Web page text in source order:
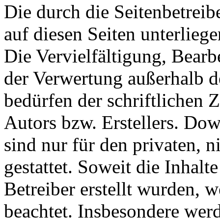
Die durch die
auf diesen Seiten
Die Vervielfältigung,
der Verwertung außerhalb
bedürfen der schriftlichen
Autors bzw. Erstellers.
sind nur für den privaten,
gestattet. Soweit die
Betreiber erstellt wurden,
beachtet. Insbesondere